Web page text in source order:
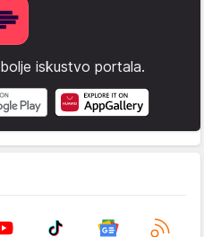
iskustvo portala.